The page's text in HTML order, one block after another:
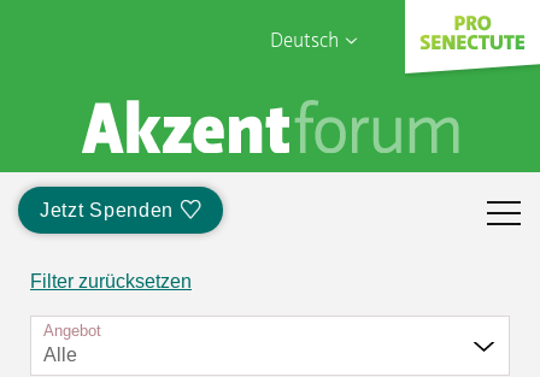
Deutsch
English
Français
Jetzt Spenden
Sophia Care
Filter zurücksetzen
Angebot
Alle